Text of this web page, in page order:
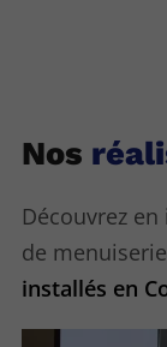
Nos
Découvrez
de
installés en